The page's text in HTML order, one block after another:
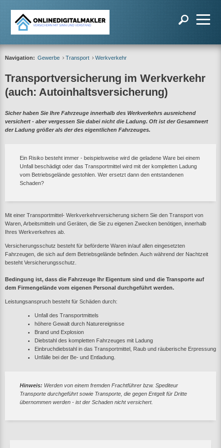
Navigation: Gewerbe Transport Werkverkehr
Transportversicherung im Werkverkehr
(auch: Autoinhaltsversicherung)
Sicher haben Sie Ihre Fahrzeuge innerhalb des Werkverkehrs ausreichend
versichert - aber vergessen Sie dabei nicht die Ladung. Oft ist der Gesamtwert
der Ladung größer als der des eigentlichen Fahrzeuges.
Ein Risiko besteht immer - beispielsweise wird die geladene Ware bei einem
Unfall beschädigt oder das Transportmittel wird mit der kompletten Ladung
vom Betriebsgelände gestohlen. Wer ersetzt dann den entstandenen
Schaden?
Mit einer Transportmittel- Werkverkehrversicherung sichern Sie den Transport von
Waren, Arbeitsmitteln und Geräten, die Sie zu eigenen Zwecken benötigen, innerhalb
Ihres Werkverkehres ab.
Versicherungsschutz besteht für beförderte Waren in/auf allen eingesetzten
Fahrzeugen, die sich auf dem Betriebsgelände befinden. Auch während der Nachtzeit
besteht Versicherungsschutz.
Bedingung ist, dass die Fahrzeuge Ihr Eigentum sind und die Transporte auf
dem Firmengelände vom eigenen Personal durchgeführt werden.
Leistungsanspruch besteht für Schäden durch:
Unfall des Transportmittels
höhere Gewalt durch Naturereignisse
Brand und Explosion
Diebstahl des kompletten Fahrzeuges mit Ladung
Einbruchdiebstahl in das Transportmittel, Raub und räuberische Erpressung
Unfälle bei der Be- und Entladung.
Hinweis: Werden von einem fremden Frachtführer bzw. Spediteur
Transporte durchgeführt sowie Transporte, die gegen Entgelt für Dritte
übernommen werden - ist der Schaden nicht versichert.